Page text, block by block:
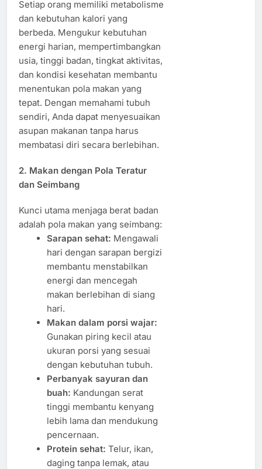
Setiap orang memiliki metabolisme
dan kebutuhan kalori yang
berbeda. Mengukur kebutuhan
energi harian, mempertimbangkan
usia, tinggi badan, tingkat aktivitas,
dan kondisi kesehatan membantu
menentukan pola makan yang
tepat. Dengan memahami tubuh
sendiri, Anda dapat menyesuaikan
asupan makanan tanpa harus
membatasi diri secara berlebihan.
2. Makan dengan Pola Teratur
dan Seimbang
Kunci utama menjaga berat badan
adalah pola makan yang seimbang:
Sarapan sehat: Mengawali
hari dengan sarapan bergizi
membantu menstabilkan
energi dan mencegah
makan berlebihan di siang
hari.
Makan dalam porsi wajar:
Gunakan piring kecil atau
ukuran porsi yang sesuai
dengan kebutuhan tubuh.
Perbanyak sayuran dan
buah: Kandungan serat
tinggi membantu kenyang
lebih lama dan mendukung
pencernaan.
Protein sehat: Telur, ikan,
daging tanpa lemak, atau